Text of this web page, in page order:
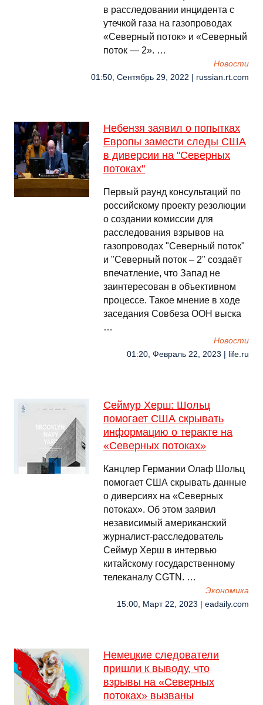
в расследовании инцидента с
утечкой газа на газопроводах
«Северный поток» и «Северный
поток — 2». …
Новости
01:50, Сентябрь 29, 2022 | russian.rt.com
Небензя заявил о попытках
Европы замести следы США
в диверсии на "Северных
потоках"
Первый раунд консультаций по
российскому проекту резолюции
о создании комиссии для
расследования взрывов на
газопроводах "Северный поток"
и "Северный поток – 2" создаёт
впечатление, что Запад не
заинтересован в объективном
процессе. Такое мнение в ходе
заседания Совбеза ООН выска
…
Новости
01:20, Февраль 22, 2023 | life.ru
Сеймур Херш: Шольц
помогает США скрывать
информацию о теракте на
«Северных потоках»
Канцлер Германии Олаф Шольц
помогает США скрывать данные
о диверсиях на «Северных
потоках». Об этом заявил
независимый американский
журналист-расследователь
Сеймур Херш в интервью
китайскому государственному
телеканалу CGTN. …
Экономика
15:00, Март 22, 2023 | eadaily.com
Немецкие следователи
пришли к выводу, что
взрывы на «Северных
потоках» вызваны